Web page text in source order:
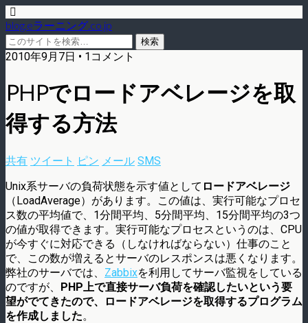
blog.eラーニング.co.jp
2010年9月7日 • 1コメント
PHPでロードアベレージを取
得する方法
共有 ツイート ピン メール SMS
Unix系サーバの負荷状態を示す値として ロードアベレージ
（LoadAverage）があります。この値は、実行可能なプロセ
ス数の平均値で、1分間平均、5分間平均、15分間平均の3つ
の値が取得できます。実行可能なプロセスというのは、CPU
が今すぐに対応できる（しなければならない）仕事のこと
で、この数が増えるとサーバのレスポンスは悪くなります。
弊社のサーバでは、 Zabbixを利用してサーバ監視をしている
のですが、 PHP上で直接サーバ負荷を確認したいという要
望がでてきたので、ロードアベレージを取得するプログラム
を作成しました。